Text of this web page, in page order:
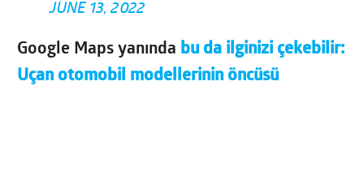
JUNE 13, 2022
Google Maps yanında bu da ilginizi çekebilir:
Uçan otomobil modellerinin öncüsü